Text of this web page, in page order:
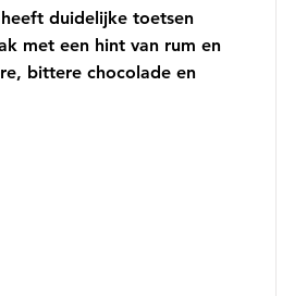
duidelijke toetsen
met een hint van rum en
bittere chocolade en